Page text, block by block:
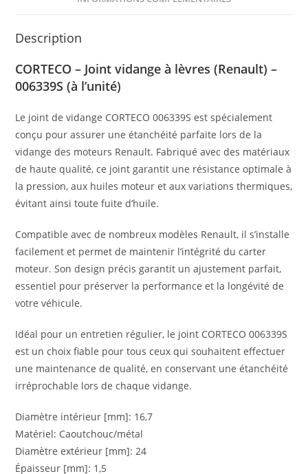
Description
CORTECO – Joint vidange à lèvres (Renault) –
006339S (à l’unité)
Le joint de vidange CORTECO 006339S est spécialement
conçu pour assurer une étanchéité parfaite lors de la
vidange des moteurs Renault. Fabriqué avec des matériaux
de haute qualité, ce joint garantit une résistance optimale à
la pression, aux huiles moteur et aux variations thermiques,
évitant ainsi toute fuite d’huile.
Compatible avec de nombreux modèles Renault, il s’installe
facilement et permet de maintenir l’intégrité du carter
moteur. Son design précis garantit un ajustement parfait,
essentiel pour préserver la performance et la longévité de
votre véhicule.
Idéal pour un entretien régulier, le joint CORTECO 006339S
est un choix fiable pour tous ceux qui souhaitent effectuer
une maintenance de qualité, en conservant une étanchéité
irréprochable lors de chaque vidange.
Diamètre intérieur [mm]: 16,7
Matériel: Caoutchouc/métal
Diamètre extérieur [mm]:24
Épaisseur [mm]: 1,5